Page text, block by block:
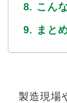
8. こん
9. まと
製造現場